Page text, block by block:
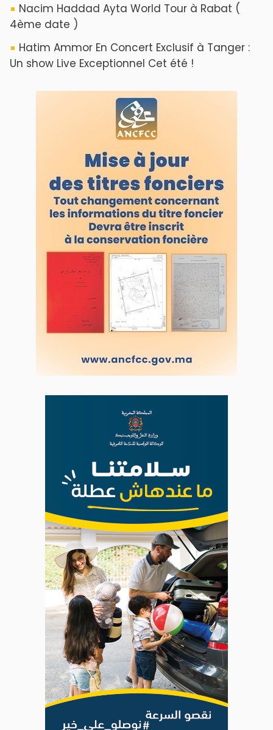
Nacim Haddad Ayta World Tour à Rabat (
4ème date )
Hatim Ammor En Concert Exclusif à Tanger :
Un show Live Exceptionnel Cet été !